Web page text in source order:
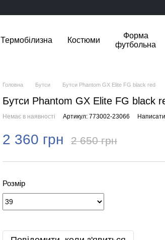
Термобілизна Костюми
Форма
футбольна
Головна Бутси Бутси Phantom GX Elite FG black red
Бутси Phantom GX Elite FG black
Немає в наявності Артикул: 773002-23066 Написати
2 360 грн 2 650 грн
Розмір